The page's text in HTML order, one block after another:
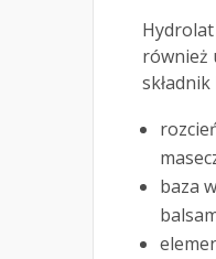
również
baza